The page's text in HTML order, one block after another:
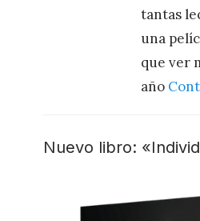
tantas
una
que ver
año
Nuevo libro: